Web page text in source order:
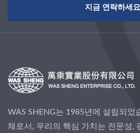
지금 연락하세
WAS SHENG는 1985년에 설립되었
체로서, 우리의 핵심 가치는 전문성,